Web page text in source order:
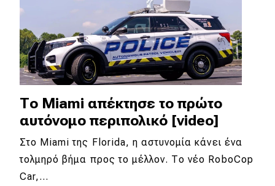
Mobility
Σταθμοί φόρτισης
Classic
Νέα
Παρουσιάσεις
DRIVE Away
Το Miami απέκτησε το πρώτο
αυτόνομο περιπολικό [video]
Στο Miami της Florida, η αστυνομία κάνει ένα
τολμηρό βήμα προς το μέλλον. Το νέο RoboCop
Car,…